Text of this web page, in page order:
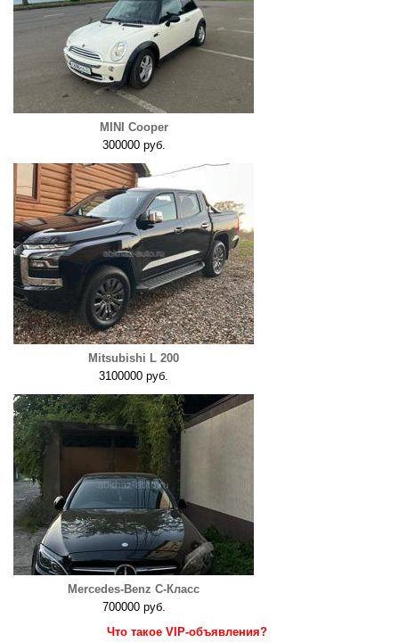
MINI Cooper
300000 руб.
Mitsubishi L 200
3100000 руб.
Mercedes-Benz C-Класс
700000 руб.
Что такое VIP-объявления?